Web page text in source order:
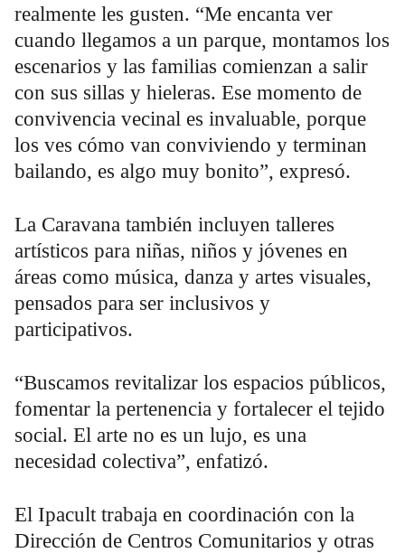
realmente les gusten. “Me encanta ver
cuando llegamos a un parque, montamos los
escenarios y las familias comienzan a salir
con sus sillas y hieleras. Ese momento de
convivencia vecinal es invaluable, porque
los ves cómo van conviviendo y terminan
bailando, es algo muy bonito”, expresó.
La Caravana también incluyen talleres
artísticos para niñas, niños y jóvenes en
áreas como música, danza y artes visuales,
pensados para ser inclusivos y
participativos.
“Buscamos revitalizar los espacios públicos,
fomentar la pertenencia y fortalecer el tejido
social. El arte no es un lujo, es una
necesidad colectiva”, enfatizó.
El Ipacult trabaja en coordinación con la
Dirección de Centros Comunitarios y otras